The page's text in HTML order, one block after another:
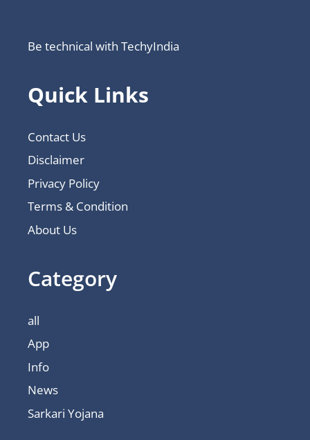
Be technical with TechyIndia
Quick Links
Contact Us
Disclaimer
Privacy Policy
Terms & Condition
About Us
Category
all
App
Info
News
Sarkari Yojana